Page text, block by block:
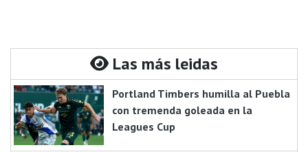
Las más leidas
Portland Timbers humilla al Puebla
con tremenda goleada en la
Leagues Cup